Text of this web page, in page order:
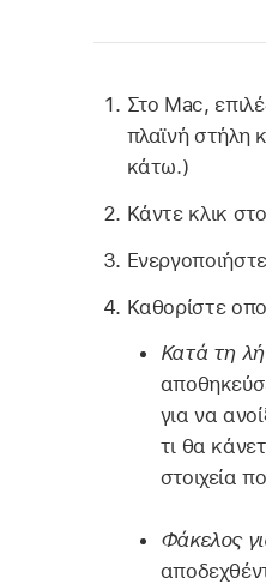
Στο Mac,
πλαϊνή στήλη
κάτω.)
Κάντε κλικ
Καθορίστε
Κατά τη
για να
τι θα
στοιχεία
Φάκελος